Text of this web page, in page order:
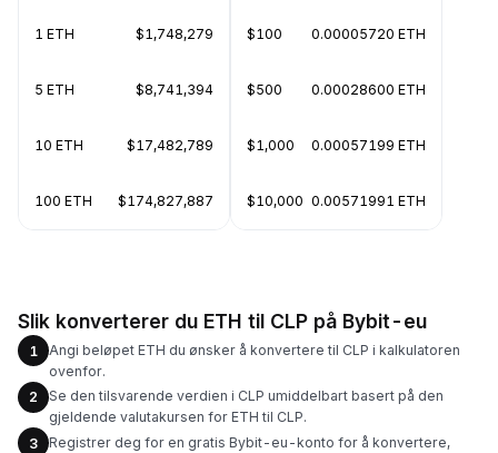
1 ETH $1,748,279
5 ETH $8,741,394
10 ETH $17,482,789
100 ETH $174,827,887
$100 0.00005720 ETH
$500 0.00028600 ETH
$1,000 0.00057199 ETH
$10,000 0.00571991 ETH
Slik konverterer du ETH til CLP på Bybit-eu
1
Angi beløpet ETH du ønsker å konvertere til CLP i kalkulatoren
ovenfor.
2
Se den tilsvarende verdien i CLP umiddelbart basert på den
gjeldende valutakursen for ETH til CLP.
3
Registrer deg for en gratis Bybit-eu-konto for å konvertere,